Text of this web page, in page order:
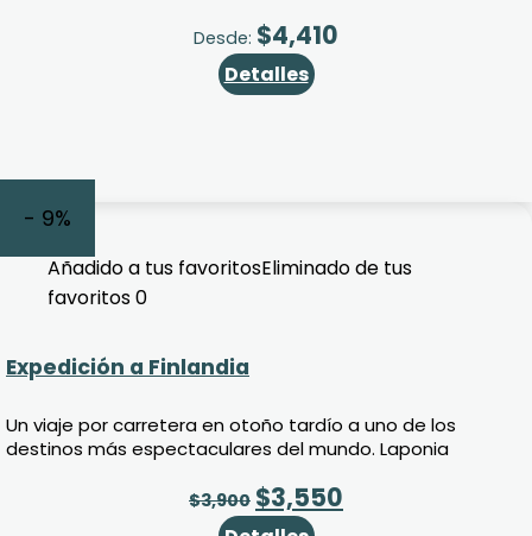
Desde: $4,410
Detalles
- 9%
Añadido a tus favoritosEliminado de tus
favoritos0
Expedición a Finlandia
Un viaje por carretera en otoño tardío a uno de los
destinos más espectaculares del mundo. Laponia
$3,900 $3,550